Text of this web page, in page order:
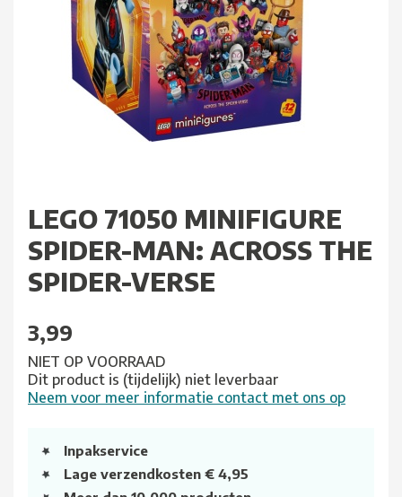
LEGO 71050 MINIFIGURE
SPIDER-MAN: ACROSS THE
SPIDER-VERSE
3,99
NIET OP VOORRAAD
Dit product is (tijdelijk) niet leverbaar
Neem voor meer informatie contact met ons op
Inpakservice
Lage verzendkosten € 4,95